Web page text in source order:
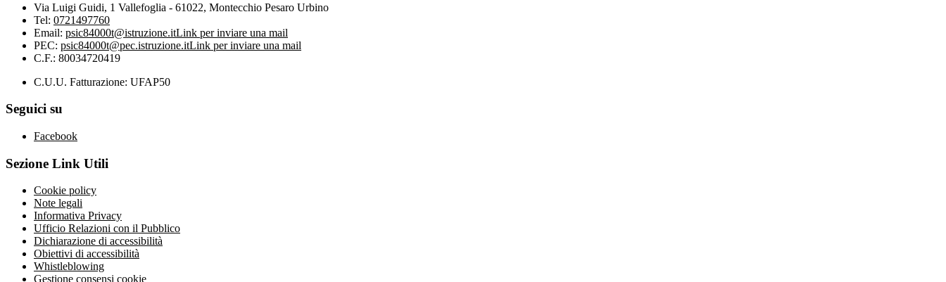
Via Luigi Guidi, 1 Vallefoglia - 61022, Montecchio Pesaro Urbino
Tel: 0721497760
Email: psic84000t@istruzione.itLink per inviare una mail
PEC: psic84000t@pec.istruzione.itLink per inviare una mail
C.F.: 80034720419
C.U.U. Fatturazione: UFAP50
Seguici su
Facebook
Sezione Link Utili
Cookie policy
Note legali
Informativa Privacy
Ufficio Relazioni con il Pubblico
Dichiarazione di accessibilità
Obiettivi di accessibilità
Whistleblowing
Gestione consensi cookie